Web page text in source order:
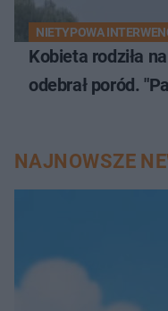
NIETYPOWA
Kobieta rodziła
odebrał poród.
NAJNOWSZE